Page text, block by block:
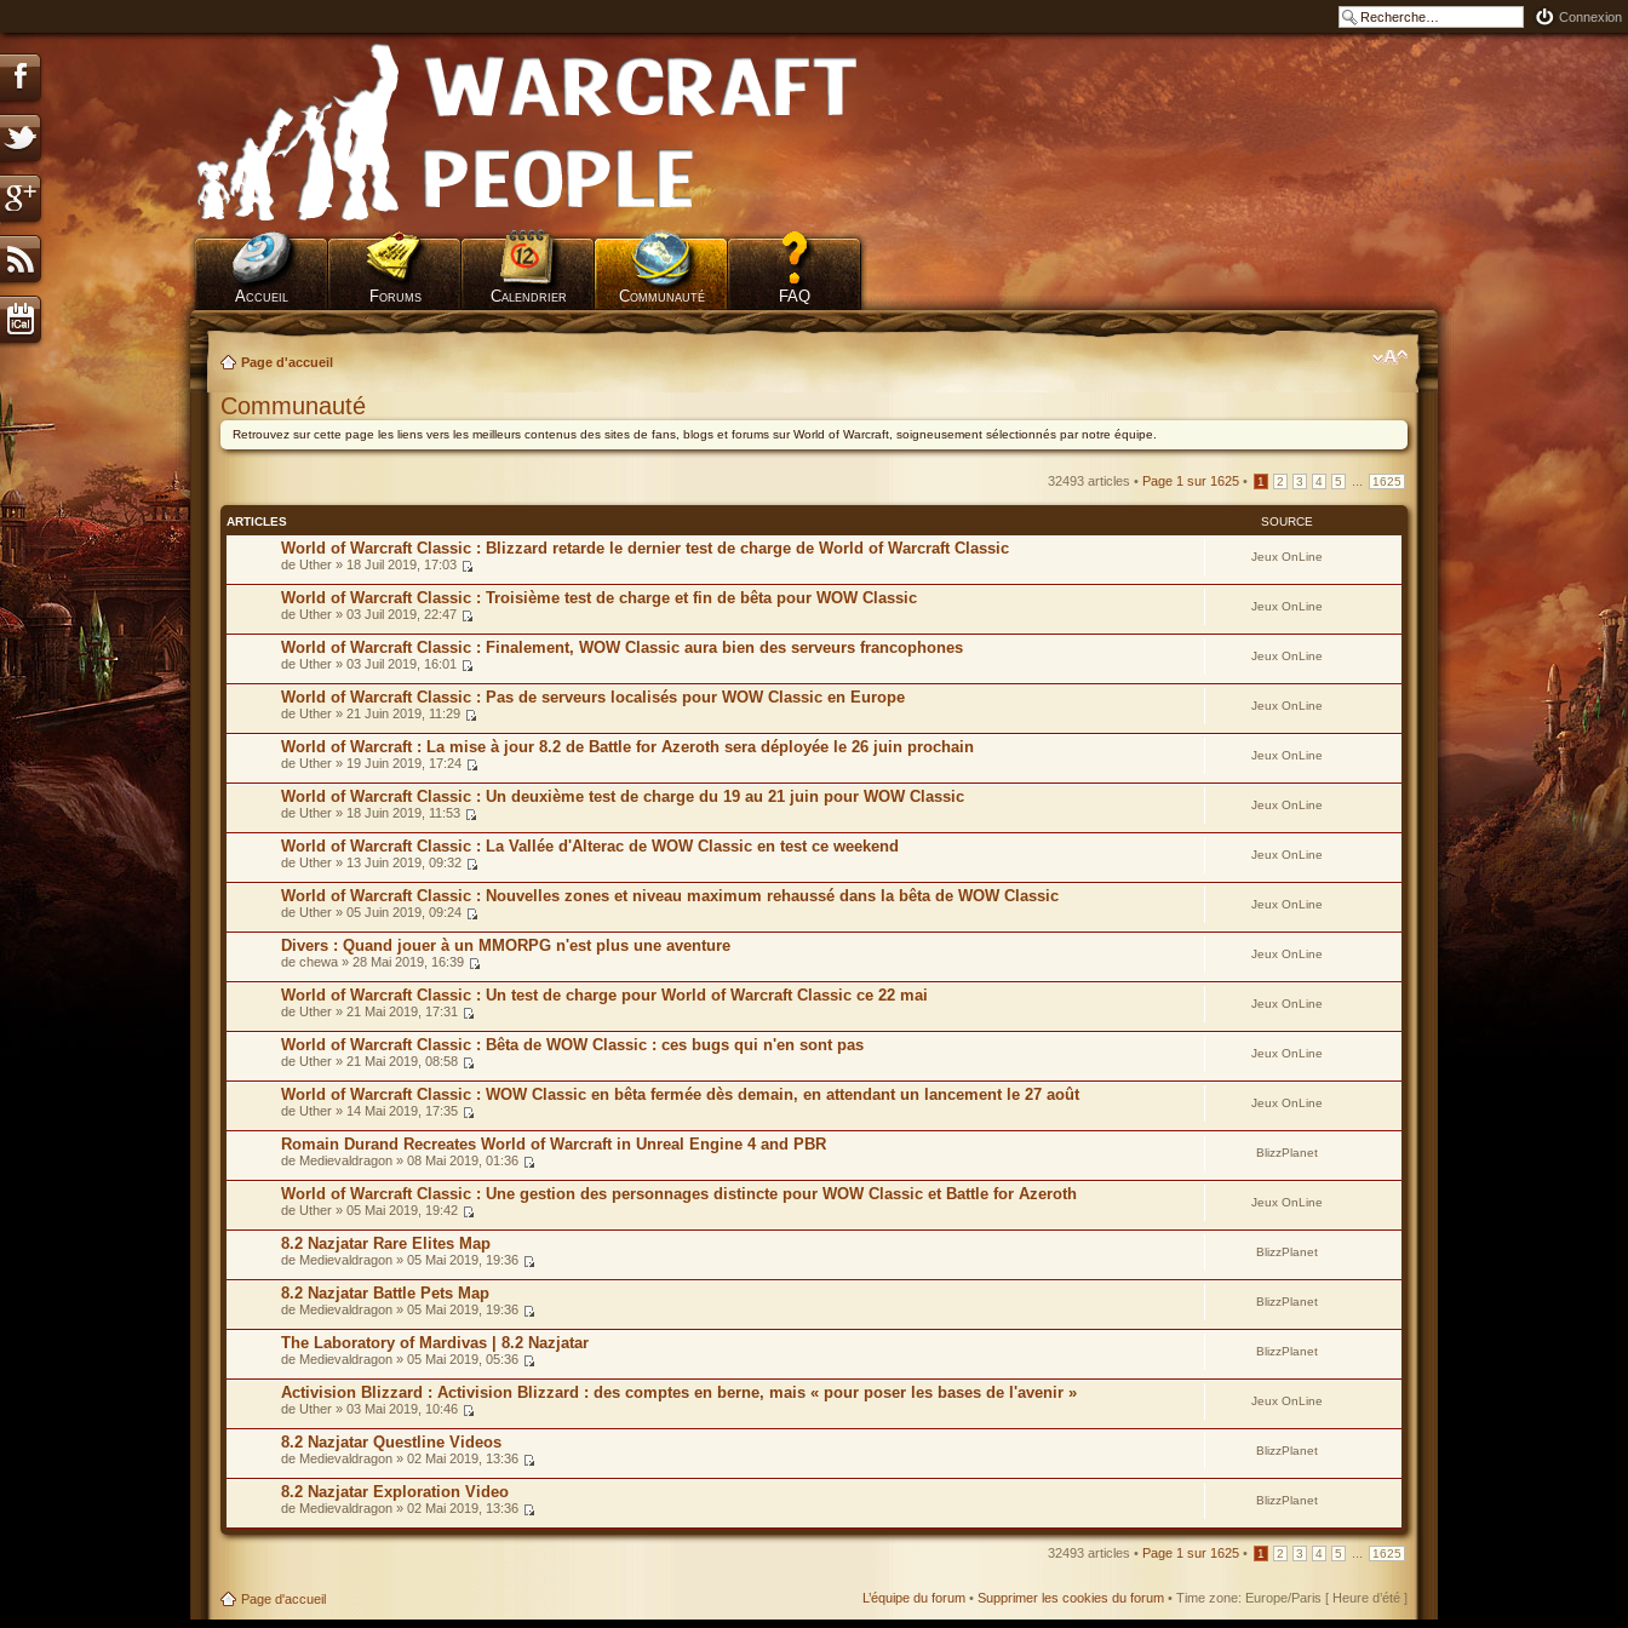
Connexion
Accueil Forums Calendrier Communauté FAQ
Page d'accueil
Communauté
Retrouvez sur cette page les liens vers les meilleurs contenus des sites de fans, blogs et forums sur World of Warcraft, soigneusement sélectionnés par notre équipe.
32493 articles • Page 1 sur 1625 • 1 2 3 4 5 1625
ARTICLES SOURCE
World of Warcraft Classic : Blizzard retarde le dernier test de charge de World of Warcraft Classic
de Uther » 18 Juil 2019, 17:03
Jeux OnLine
World of Warcraft Classic : Troisième test de charge et fin de bêta pour WOW Classic
de Uther » 03 Juil 2019, 22:47
Jeux OnLine
World of Warcraft Classic : Finalement, WOW Classic aura bien des serveurs francophones
de Uther » 03 Juil 2019, 16:01
Jeux OnLine
World of Warcraft Classic : Pas de serveurs localisés pour WOW Classic en Europe
de Uther » 21 Juin 2019, 11:29
Jeux OnLine
World of Warcraft : La mise à jour 8.2 de Battle for Azeroth sera déployée le 26 juin prochain
de Uther » 19 Juin 2019, 17:24
Jeux OnLine
World of Warcraft Classic : Un deuxième test de charge du 19 au 21 juin pour WOW Classic
de Uther » 18 Juin 2019, 11:53
Jeux OnLine
World of Warcraft Classic : La Vallée d'Alterac de WOW Classic en test ce weekend
de Uther » 13 Juin 2019, 09:32
Jeux OnLine
World of Warcraft Classic : Nouvelles zones et niveau maximum rehaussé dans la bêta de WOW Classic
de Uther » 05 Juin 2019, 09:24
Jeux OnLine
Divers : Quand jouer à un MMORPG n'est plus une aventure
de chewa » 28 Mai 2019, 16:39
Jeux OnLine
World of Warcraft Classic : Un test de charge pour World of Warcraft Classic ce 22 mai
de Uther » 21 Mai 2019, 17:31
Jeux OnLine
World of Warcraft Classic : Bêta de WOW Classic : ces bugs qui n'en sont pas
de Uther » 21 Mai 2019, 08:58
Jeux OnLine
World of Warcraft Classic : WOW Classic en bêta fermée dès demain, en attendant un lancement le 27 août
de Uther » 14 Mai 2019, 17:35
Jeux OnLine
Romain Durand Recreates World of Warcraft in Unreal Engine 4 and PBR
de Medievaldragon » 08 Mai 2019, 01:36
BlizzPlanet
World of Warcraft Classic : Une gestion des personnages distincte pour WOW Classic et Battle for Azeroth
de Uther » 05 Mai 2019, 19:42
Jeux OnLine
8.2 Nazjatar Rare Elites Map
de Medievaldragon » 05 Mai 2019, 19:36
BlizzPlanet
8.2 Nazjatar Battle Pets Map
de Medievaldragon » 05 Mai 2019, 19:36
BlizzPlanet
The Laboratory of Mardivas | 8.2 Nazjatar
de Medievaldragon » 05 Mai 2019, 05:36
BlizzPlanet
Activision Blizzard : Activision Blizzard : des comptes en berne, mais « pour poser les bases de l'avenir »
de Uther » 03 Mai 2019, 10:46
Jeux OnLine
8.2 Nazjatar Questline Videos
de Medievaldragon » 02 Mai 2019, 13:36
BlizzPlanet
8.2 Nazjatar Exploration Video
de Medievaldragon » 02 Mai 2019, 13:36
BlizzPlanet
32493 articles • Page 1 sur 1625 • 1 2 3 4 5 1625
Page d'accueil L’équipe du forum • Supprimer les cookies du forum • Time zone: Europe/Paris [ Heure d’été ]